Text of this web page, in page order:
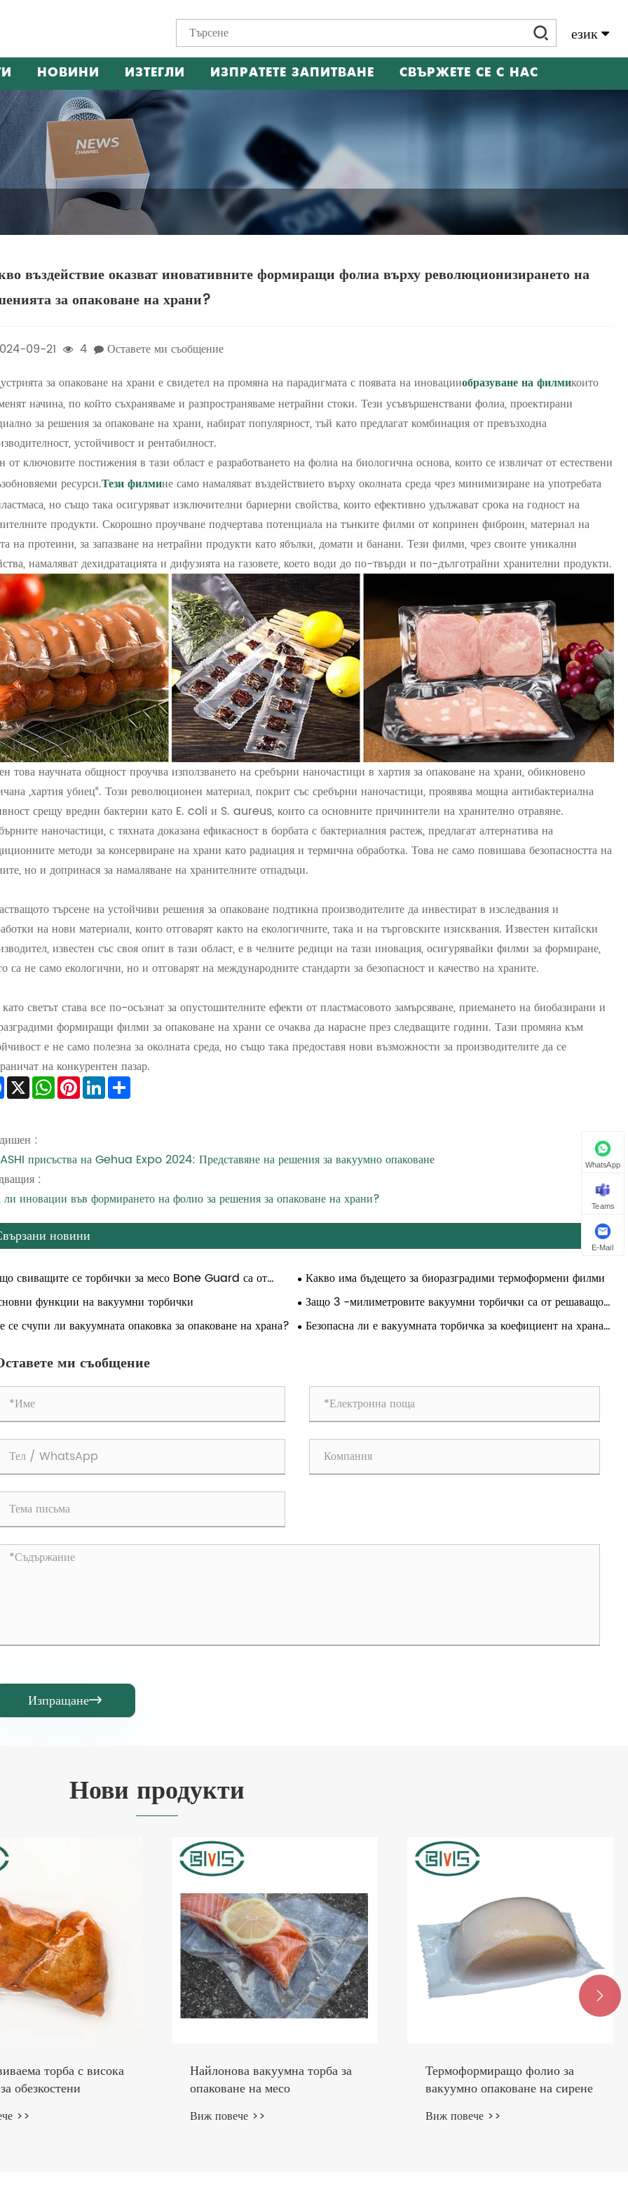
език
НОВИНИ ИЗТЕГЛИ ИЗПРАТЕТЕ ЗАПИТВАНЕ СВЪРЖЕТЕ СЕ С НАС
въздействие оказват иновативните формиращи фолиа върху революционизирането на
за опаковане на храни?
09-21 4
Оставете ми съобщение
за опаковане на храни е свидетел на промяна на парадигмата с появата на иновацииобразуване на филмикоито
начина, по който съхраняваме и разпространяваме нетрайни стоки. Тези усъвършенствани фолиа, проектирани
за решения за опаковане на храни, набират популярност, тъй като предлагат комбинация от превъзходна
устойчивост и рентабилност.
от ключовите постижения в тази област е разработването на фолиа на биологична основа, които се извличат от естествени
ресурси.Тези филмине само намаляват въздействието върху околната среда чрез минимизиране на употребата
но също така осигуряват изключителни бариерни свойства, които ефективно удължават срока на годност на
продукти. Скорошно проучване подчертава потенциала на тънките филми от копринен фиброин, материал на
на протеини, за запазване на нетрайни продукти като ябълки, домати и банани. Тези филми, чрез своите уникални
намаляват дехидратацията и дифузията на газовете, което води до по-твърди и по-дълготрайни хранителни продукти.
това научната общност проучва използването на сребърни наночастици в хартия за опаковане на храни, обикновено
„хартия убиец“. Този революционен материал, покрит със сребърни наночастици, проявява мощна антибактериална
срещу вредни бактерии като E. coli и S. aureus, които са основните причинители на хранително отравяне.
наночастици, с тяхната доказана ефикасност в борбата с бактериалния растеж, предлагат алтернатива на
методи за консервиране на храни като радиация и термична обработка. Това не само повишава безопасността на
но и допринася за намаляване на хранителните отпадъци.
търсене на устойчиви решения за опаковане подтикна производителите да инвестират в изследвания и
на нови материали, които отговарят както на екологичните, така и на търговските изисквания. Известен китайски
известен със своя опит в тази област, е в челните редици на тази иновация, осигурявайки филми за формиране,
са не само екологични, но и отговарят на международните стандарти за безопасност и качество на храните.
светът става все по-осъзнат за опустошителните ефекти от пластмасовото замърсяване, приемането на биобазирани и
формиращи филми за опаковане на храни се очаква да нарасне през следващите години. Тази промяна към
е не само полезна за околната среда, но също така предоставя нови възможности за производителите да се
на конкурентен пазар.
Facebook
X WhatsApp
PinterestLinkedIn
:
присъства на Gehua Expo 2024: Представяне на решения за вакуумно опаковане
:
иновации във формирането на фолио за решения за опаковане на храни?
новини
свиващите се торбички за месо Bone Guard са от
значение за защита на първокласни месни продукти
на срока на годност
Какво има бъдещето за биоразградими термоформени филми
функции на вакуумни торбички
Защо 3 -милиметровите вакуумни торбички са от решаващо
значение за запазването на храната?
счупи ли вакуумната опаковка за опаковане на храна?
Безопасна ли е вакуумната торбичка за коефициент на храна
ми съобщение
Изпращане
Нови продукти
PE бариерна
торба
>>
PA PE коекструдирано фолио
за термоформоване на
Виж повече >>
EVOH свиваема торба с висока
бариера за обезкостени
Виж повече >>

WhatsApp
Teams
E-Mail